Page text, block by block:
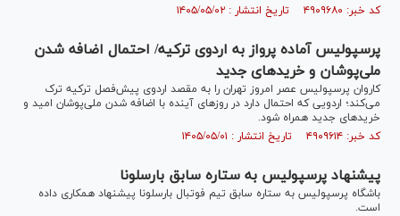
کد خبر: ۴۹۰۹۶۸۰ تاریخ انتشار : ۱۴۰۵/۰۵/۰۲
پرسپولیس آماده پرواز به اردوی ترکیه/ احتمال اضافه شدن
ملی‌پوشان و خرید‌های جدید
کاروان پرسپولیس عصر امروز تهران را به مقصد اردوی پیش‌فصل ترکیه ترک
می‌کند؛ اردویی که احتمال دارد در روز‌های آینده با اضافه شدن ملی‌پوشان امید و
خرید‌های جدید همراه شود.
کد خبر: ۴۹۰۹۶۱۴ تاریخ انتشار : ۱۴۰۵/۰۵/۰۱
پیشنهاد پرسپولیس به ستاره سابق بارسلونا
باشگاه پرسپولیس به ستاره سابق تیم فوتبال بارسلونا پیشنهاد همکاری داده
است.